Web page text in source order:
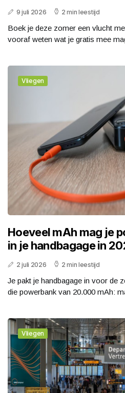
9 juli 2026 2 min leestijd
Boek je deze zomer een vlucht
vooraf weten wat je gratis mee
Vliegen
Hoeveel mAh mag je
in je handbagage in
2 juli 2026 2 min leestijd
Je pakt je handbagage in voor de
die powerbank van 20.000 mAh:
Vliegen